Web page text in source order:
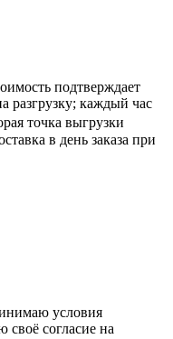
подтверждает
разгрузку; каждый час
точка выгрузки
в день заказа при
условия
своё согласие на